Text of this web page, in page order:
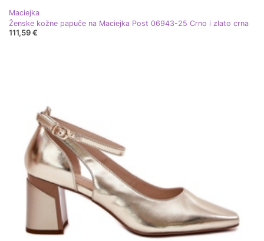
Maciejka
Ženske kožne papuče na Maciejka Post 06943-25 Crno i zlato crna
111,59 €